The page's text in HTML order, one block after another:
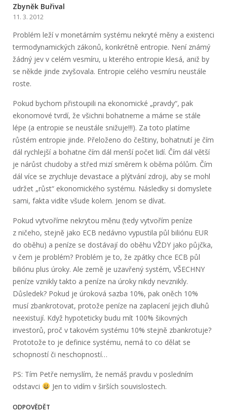
Zbyněk Buřival
11. 3. 2012
Problém leží v monetárním systému nekryté měny a existenci
termodynamických zákonů, konkrétně entropie. Není známý
žádný jev v celém vesmíru, u kterého entropie klesá, aniž by
se někde jinde zvyšovala. Entropie celého vesmíru neustále
roste.
Pokud bychom přistoupili na ekonomické „pravdy“, pak
ekonomové tvrdí, že všichni bohatneme a máme se stále
lépe (a entropie se neustále snižuje!!!). Za toto platíme
růstém entropie jinde. Přeloženo do češtiny, bohatnutí je čím
dál rychlejší a bohatne čím dál menší počet lidí. Čím dál větší
je nárůst chudoby a střed mizí směrem k oběma pólům. Čím
dál více se zrychluje devastace a plýtvání zdroji, aby se mohl
udržet „růst“ ekonomického systému. Následky si domyslete
sami, fakta vidíte všude kolem. Jenom se dívat.
Pokud vytvoříme nekrytou měnu (tedy vytvořím peníze
z ničeho, stejně jako ECB nedávno vypustila půl biliónu EUR
do oběhu) a peníze se dostávají do oběhu VŽDY jako půjčka,
v čem je problém? Problém je to, že zpátky chce ECB půl
biliónu plus úroky. Ale země je uzavřený systém, VŠECHNY
peníze vznikly takto a peníze na úroky nikdy nevznikly.
Důsledek? Pokud je úroková sazba 10%, pak oněch 10%
musí zbankrotovat, protože peníze na zaplacení jejich dluhů
neexistují. Když hypoteticky budu mít 100% šikovných
investorů, proč v takovém systému 10% stejně zbankrotuje?
Prototože to je definice systému, nemá to co dělat se
schopností či neschopností…
PS: Tím Petře nemyslím, že nemáš pravdu v posledním
odstavci
Jen to vidím v širších souvislostech.
ODPOVĚDĚT